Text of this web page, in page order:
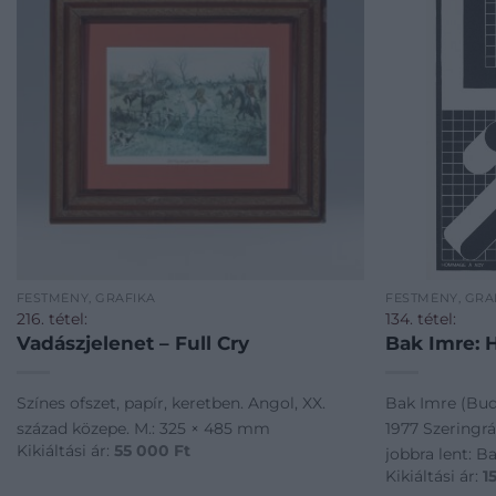
FESTMÉNY, GRAFIKA
216. tétel:
Vadászjelenet – Full Cry
Színes ofszet, papír, keretben. Angol, XX.
század közepe. M.: 325 × 485 mm
Kikiáltási ár: 55 000 Ft
FESTMÉNY,
134. tétel:
Bak Imre:
Bak Imre
1977
jobbra lent:
Kikiáltási ár: